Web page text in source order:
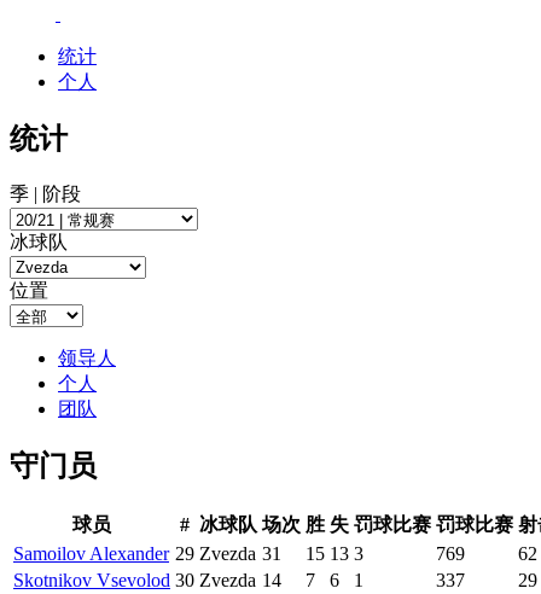
统计
个人
统计
季 | 阶段
冰球队
位置
领导人
个人
团队
守门员
球员 # 冰球队 场次 胜 失 罚球比赛 罚球比赛 射
Samoilov Alexander 29 Zvezda 31 15 13 3 769
62
Skotnikov Vsevolod 30 Zvezda 14 7 6 1 337
29